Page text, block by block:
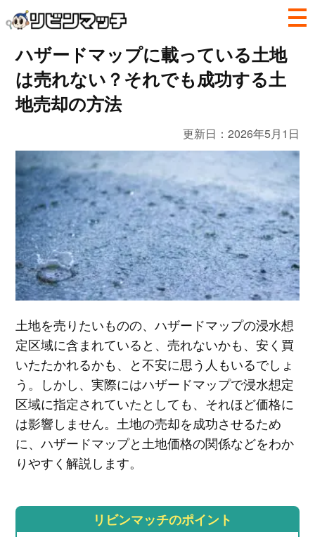
ハザードマップに載っている土地
は売れない？それでも成功する土
地売却の方法
更新日：2026年5月1日
土地を売りたいものの、ハザードマップの浸水想
定区域に含まれていると、売れないかも、安く買
いたたかれるかも、と不安に思う人もいるでしょ
う。しかし、実際にはハザードマップで浸水想定
区域に指定されていたとしても、それほど価格に
は影響しません。土地の売却を成功させるため
に、ハザードマップと土地価格の関係などをわか
りやすく解説します。
リビンマッチのポイント